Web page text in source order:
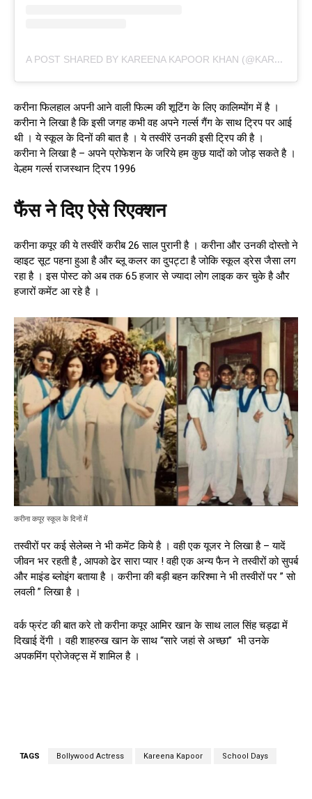
A
POST SHARED BY KAREENA KAPOOR KHAN (@KAREENAKAPOORKHAN)
करीना फिलहाल अपनी आने वाली फिल्म की शूटिंग के लिए कालिम्पोंग में है ।
करीना ने लिखा है कि इसी जगह कभी वह अपने गर्ल्स गैंग के साथ ट्रिप पर आई
थी । ये स्कूल के दिनों की बात है । ये तस्वीरें उनकी इसी ट्रिप की है ।
करीना ने लिखा है – अपने प्रोफेशन के जरिये हम कुछ यादों को जोड़ सकते है ।
वेल्हम गर्ल्स राजस्थान ट्रिप 1996
फैंस ने दिए ऐसे रिएक्शन
करीना कपूर की ये तस्वीरें करीब 26 साल पुरानी है । करीना और उनकी दोस्तो ने
व्हाइट सूट पहना हुआ है और ब्लू कलर का दुपट्टा है जोकि स्कूल ड्रेस जैसा लग
रहा है । इस पोस्ट को अब तक 65 हजार से ज्यादा लोग लाइक कर चुके है और
हजारों कमेंट आ रहे है ।
करीना कपूर स्कूल के दिनों में
तस्वीरों पर कई सेलेब्स ने भी कमेंट किये है । वही एक यूजर ने लिखा है – यादें
जीवन भर रहती है , आपको ढेर सारा प्यार ! वही एक अन्य फैन ने तस्वीरों को सुपर्ब
और माइंड ब्लोइंग बताया है । करीना की बड़ी बहन करिश्मा ने भी तस्वीरों पर ” सो
लवली ” लिखा है ।
वर्क फ्रंट की बात करे तो करीना कपूर आमिर खान के साथ लाल सिंह चड्ढा में
दिखाई देंगी । वही शाहरुख खान के साथ “सारे जहां से अच्छा” भी उनके
अपकमिंग प्रोजेक्ट्स में शामिल है ।
TAGS Bollywood Actress Kareena Kapoor School Days